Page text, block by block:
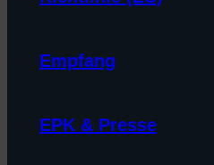
Empfang
EPK & Presse